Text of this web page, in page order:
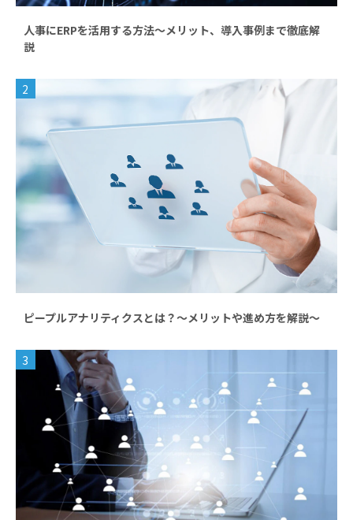
人事にERPを活用する方法～メリット、導入事例まで徹底解
説
2
ピープルアナリティクスとは？～メリットや進め方を解説～
3